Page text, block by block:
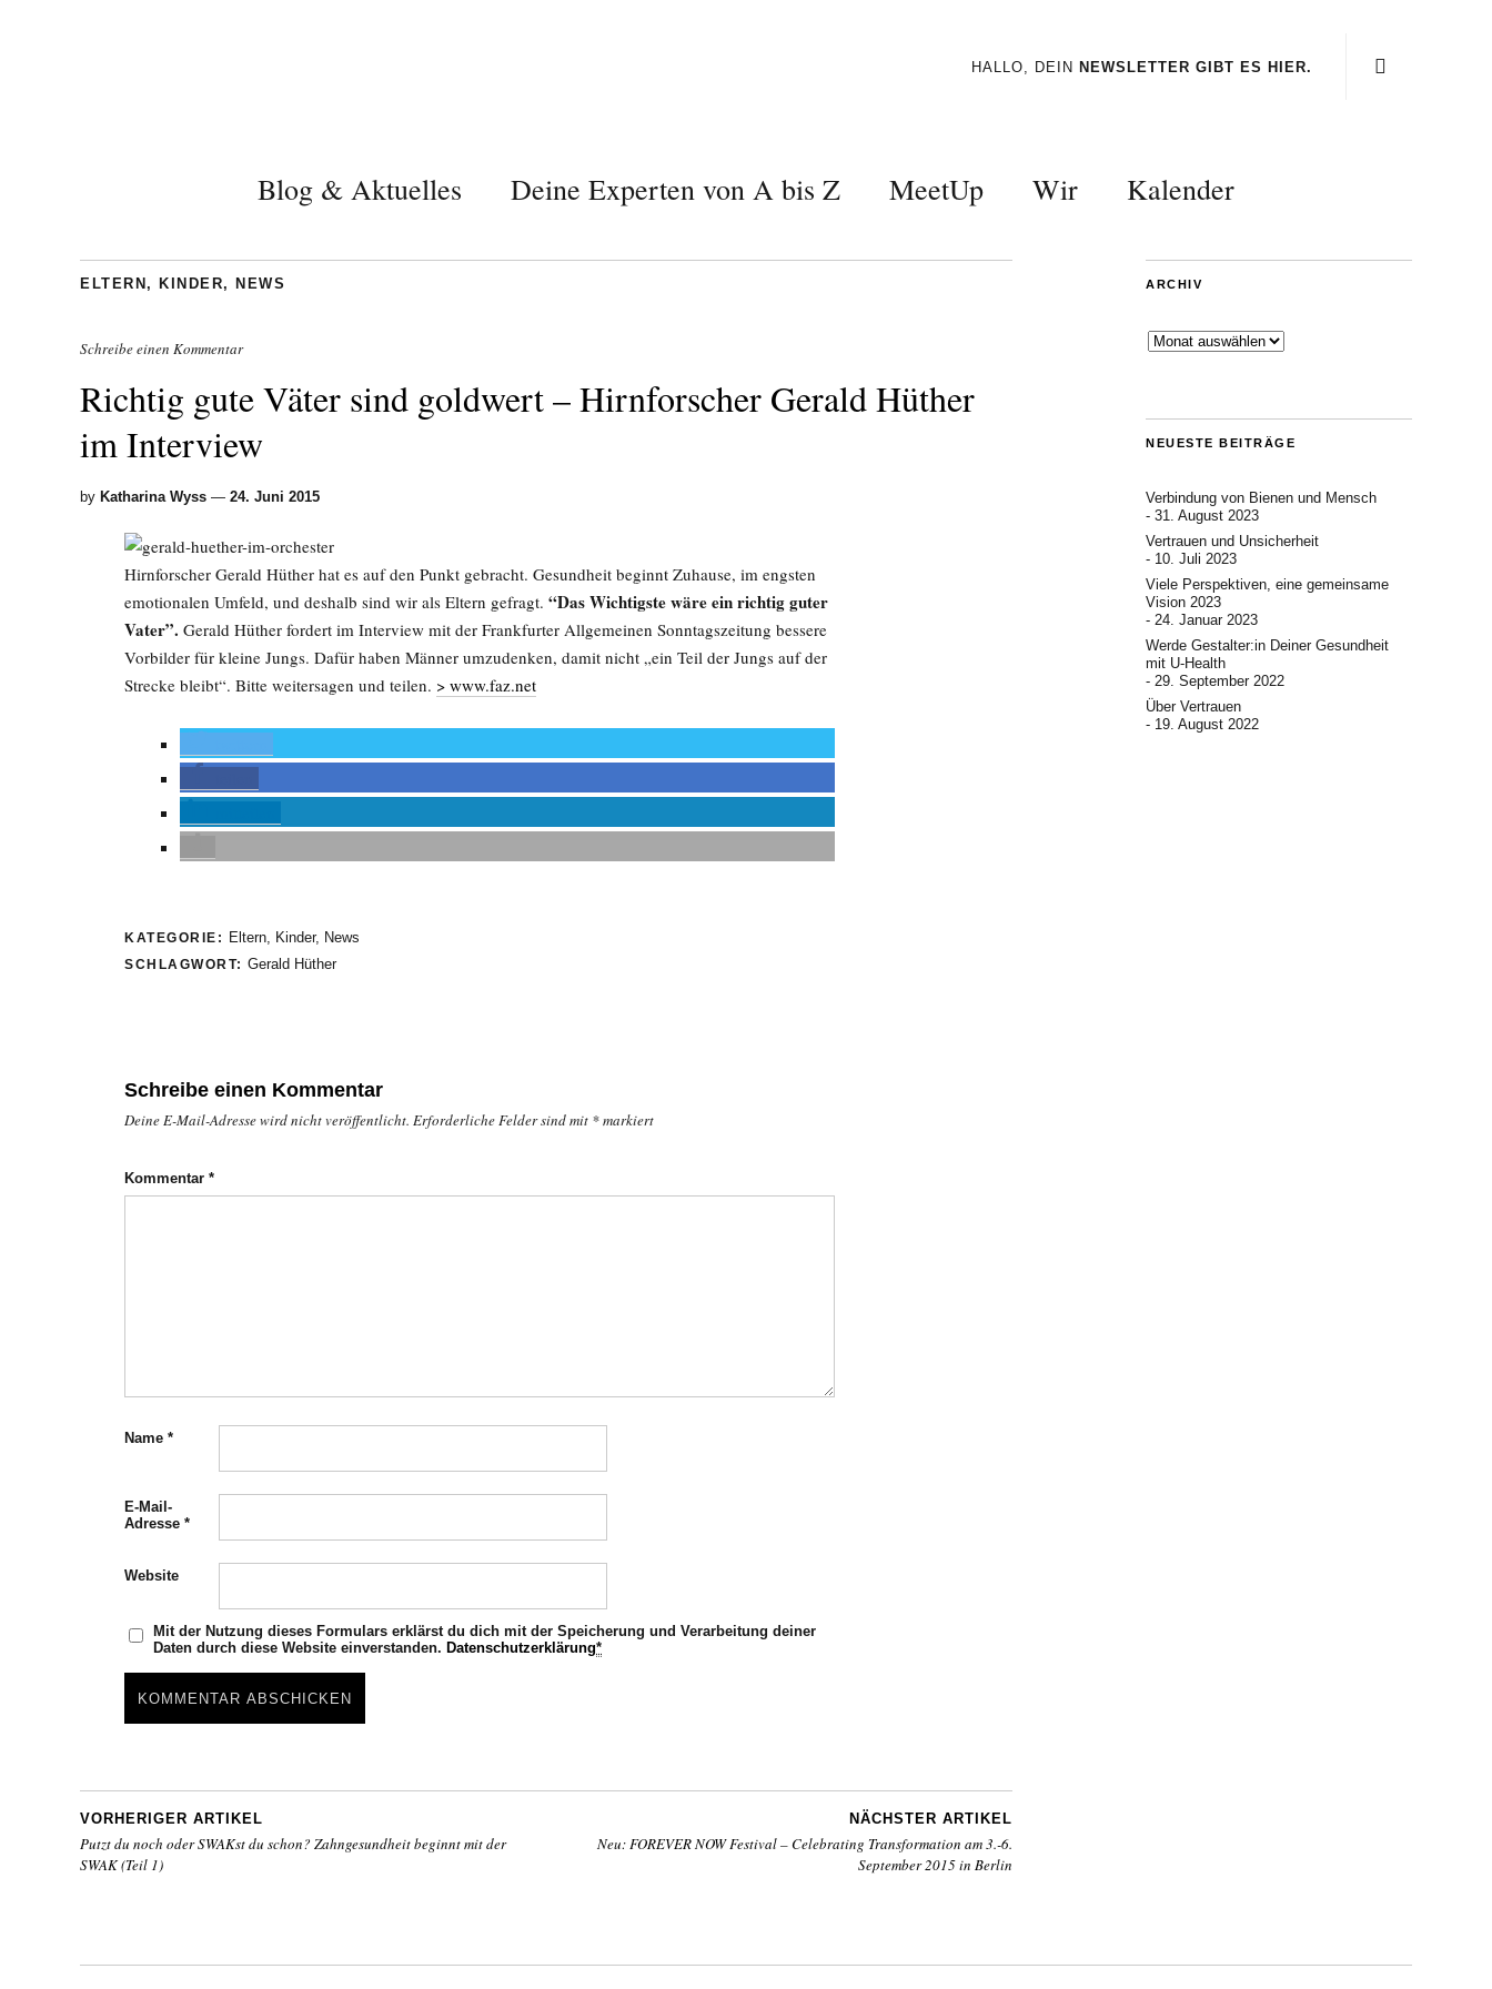
HALLO, DEIN NEWSLETTER GIBT ES HIER.
Blog & Aktuelles Deine Experten von A bis Z MeetUp Wir Kalender
ELTERN , KINDER, NEWS
Schreibe einen Kommentar
Richtig gute Väter sind goldwert – Hirnforscher Gerald Hüther
im Interview
by Katharina Wyss — 24. Juni 2015
Hirnforscher Gerald Hüther hat es auf den Punkt gebracht. Gesundheit beginnt Zuhause, im engsten
emotionalen Umfeld, und deshalb sind wir als Eltern gefragt. “Das Wichtigste wäre ein richtig guter
Vater”. Gerald Hüther fordert im Interview mit der Frankfurter Allgemeinen Sonntagszeitung bessere
Vorbilder für kleine Jungs. Dafür haben Männer umzudenken, damit nicht „ein Teil der Jungs auf der
Strecke bleibt“. Bitte weitersagen und teilen. > www.faz.net
KATEGORIE: Eltern, Kinder, News
SCHLAGWORT: Gerald Hüther
Schreibe einen Kommentar
Deine E-Mail-Adresse wird nicht veröffentlicht. Erforderliche Felder sind mit *markiert
Kommentar *
Name *
E-Mail-
Adresse *
Website
Mit der Nutzung dieses Formulars erklärst du dich mit der Speicherung und Verarbeitung deiner
Daten durch diese Website einverstanden. Datenschutzerklärung*
VORHERIGER ARTIKEL
Putzt du noch oder SWAKst du schon? Zahngesundheit beginnt mit der
SWAK (Teil 1)
NÄCHSTER ARTIKEL
Neu: FOREVER NOW Festival – Celebrating Transformation am 3.-6.
September 2015 in Berlin
ARCHIV
Archiv
NEUESTE BEITRÄGE
Verbindung von Bienen und Mensch
31. August 2023
Vertrauen und Unsicherheit
10. Juli 2023
Viele Perspektiven, eine gemeinsame
Vision 2023
24. Januar 2023
Werde Gestalter:in Deiner Gesundheit
mit U-Health
29. September 2022
Über Vertrauen
19. August 2022